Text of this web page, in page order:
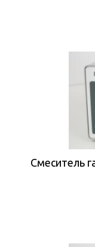
Смеситель